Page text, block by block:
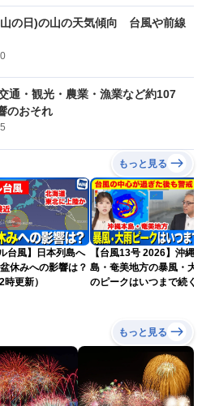
の日)の山の天気傾向 台風や前線
通・観光・農業・漁業など約107
のおそれ
もっと見る
台風】日本列島へ
時更新）
【台風13号 2026】沖縄
島・奄美地方の暴風・大
のピークはいつまで続く
もっと見る